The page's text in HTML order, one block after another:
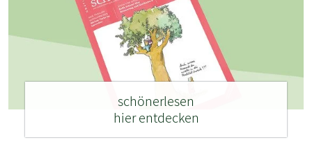
schönerlesen
hier entdecken